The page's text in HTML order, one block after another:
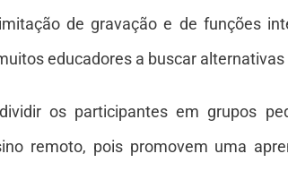
de gravação e de funções
educadores a buscar
os participantes em grupos
remoto, pois promovem uma